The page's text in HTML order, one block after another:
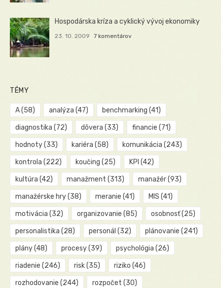
Hospodárska kríza a cyklický vývoj ekonomiky
23. 10. 2009 7 komentárov
TÉMY
A(58) analýza (47) benchmarking (41)
diagnostika (72) dôvera (33) financie (71)
hodnoty(33) kariéra (58) komunikácia (243)
kontrola (222) koučing (25) KPI (42)
kultúra (42) manažment (313) manažér(93)
manažérske hry(38) meranie (41) MIS (41)
motivácia (32) organizovanie (85) osobnosť(25)
personalistika (28) personál (32) plánovanie (241)
plány(48) procesy(39) psychológia (26)
riadenie (246) risk(35) riziko (46)
rozhodovanie (244) rozpočet (30)